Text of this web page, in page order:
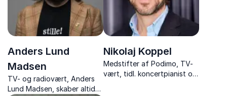
Anders Lund
Madsen
TV- og radiovært, Anders
Lund Madsen, skaber altid
Nikolaj Koppel
Medstifter af Podimo, TV-
vært, tidl. koncertpianist og